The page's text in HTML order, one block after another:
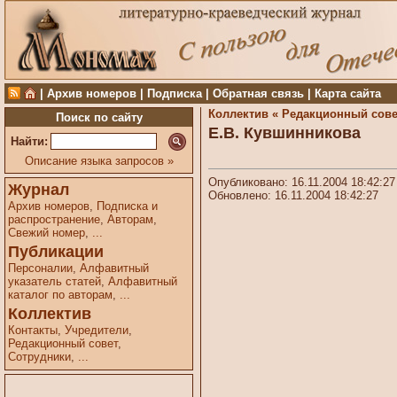
Архив номеров Подписка| Обратная связь
Карта сайта
Поиск по сайту
Найти:
Описание языка запросов »
Журнал
Архив номеров, Подписка и
распространение, Авторам,
Свежий номер, ...
Публикации
Персоналии, Алфавитный
указатель статей, Алфавитный
каталог по авторам, ...
Коллектив
Контакты, Учредители,
Редакционный совет,
Сотрудники, ...
Коллектив « Редакционный
Е.В. Кувшинникова
Опубликовано: 16.11.2004 18:42:27
Обновлено: 16.11.2004 18:42:27